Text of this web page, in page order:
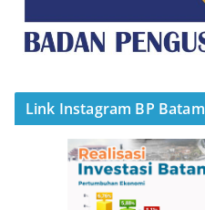
Link Instagram BP Batam